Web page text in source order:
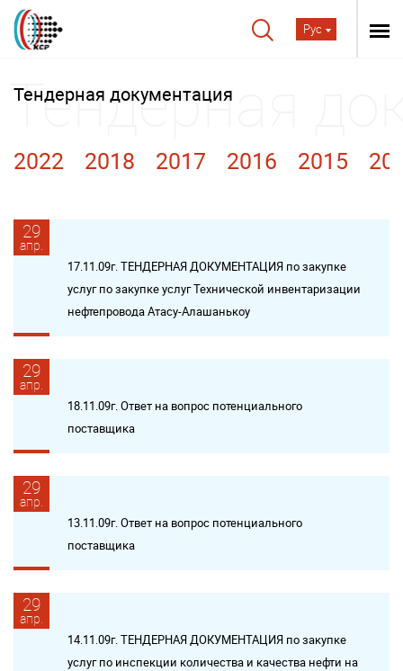
Рус
Тендерная документация
2022 2018 2017 2016 2015
29
апр.
17.11.09г. ТЕНДЕРНАЯ ДОКУМЕНТАЦИЯ по закупке
услуг по закупке услуг Технической инвентаризации
нефтепровода Атасу-Алашанькоу
29
апр.
18.11.09г. Ответ на вопрос потенциального
поставщика
29
апр.
13.11.09г. Ответ на вопрос потенциального
поставщика
29
апр.
14.11.09г. ТЕНДЕРНАЯ ДОКУМЕНТАЦИЯ по закупке
услуг по инспекции количества и качества нефти на